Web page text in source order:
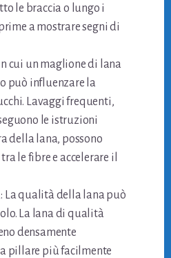
le braccia o lungo i
a mostrare segni di
cui un maglione di lana
può influenzare la
Lavaggi frequenti,
le istruzioni
della lana, possono
le fibre e accelerare il
La qualità della lana può
La lana di qualità
densamente
pillare più facilmente